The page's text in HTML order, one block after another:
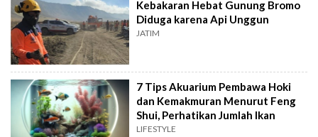
Kebakaran Hebat Gunung Bromo
Diduga karena Api Unggun
JATIM
7 Tips Akuarium Pembawa Hoki
dan Kemakmuran Menurut Feng
Shui, Perhatikan Jumlah Ikan
LIFESTYLE